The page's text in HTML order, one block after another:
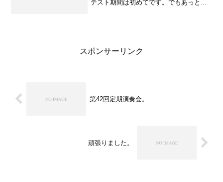
テスト期間は初めてです。でもあっとい
スポンサーリンク
第42回定期演奏会。
頑張りました。